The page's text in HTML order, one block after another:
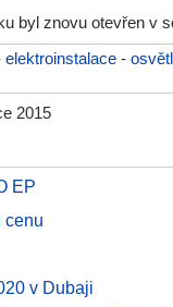
byl znovu otevřen v
elektroinstalace -
2015
EP
cenu
v Dubaji